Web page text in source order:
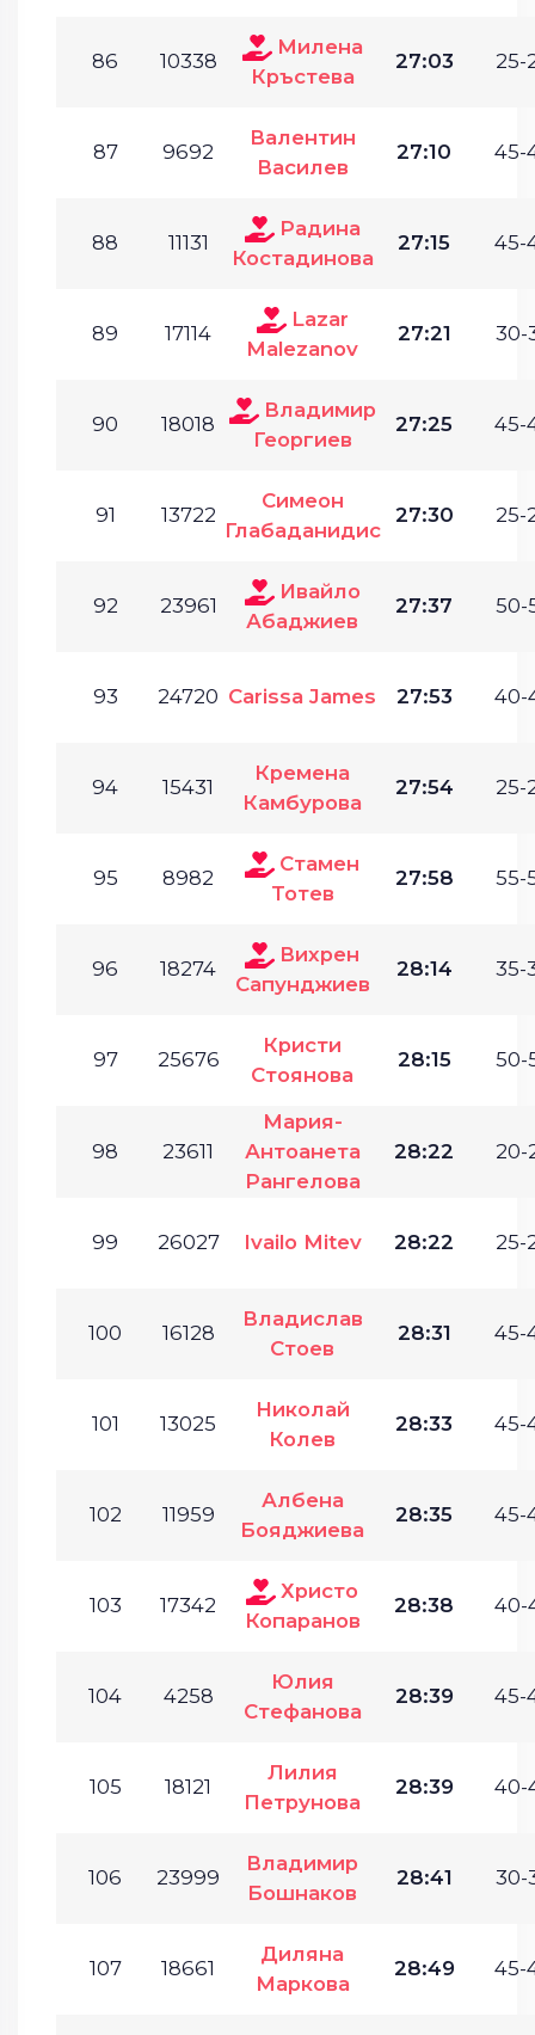
86 10338
Милена
Кръстева
27:03 25-
87 9692
Валентин
Василев
27:10 45-
88 11131
Радина
Костадинова
27:15 45-
89 17114
Lazar
Malezanov
27:21 30-
90 18018
Владимир
Георгиев
27:25 45-
91 13722
Симеон
Глабаданидис
27:30 25-
92 23961
Ивайло
Абаджиев
27:37 50-
93 24720 Carissa James 27:53 40-
94 15431
Кремена
Камбурова
27:54 25-
95 8982
Стамен
Тотев
27:58 55-
96 18274
Вихрен
Сапунджиев
28:14 35-
97 25676
Кристи
Стоянова
28:15 50-
98 23611
Мария-
Антоанета
Рангелова
28:22 20-
99 26027 Ivailo Mitev 28:22 25-
100 16128
Владислав
Стоев
28:31 45-
101 13025
Николай
Колев
28:33 45-
102 11959
Албена
Бояджиева
28:35 45-
103 17342
Христо
Копаранов
28:38 40-
104 4258
Юлия
Стефанова
28:39 45-
105 18121
Лилия
Петрунова
28:39 40-
106 23999
Владимир
Бошнаков
28:41 30-
107 18661
Диляна
Маркова
28:49 45-